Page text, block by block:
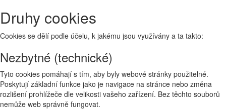
Druhy cookies
Cookies se dělí podle účelu, k jakému jsou využívány a ta takto:
Nezbytné (technické)
Tyto cookies pomáhají s tím, aby byly webové stránky použitelné.
Poskytují základní funkce jako je navigace na stránce nebo změna
rozlišení prohlížeče dle velikosti vašeho zařízení. Bez těchto souborů
nemůže web správně fungovat.